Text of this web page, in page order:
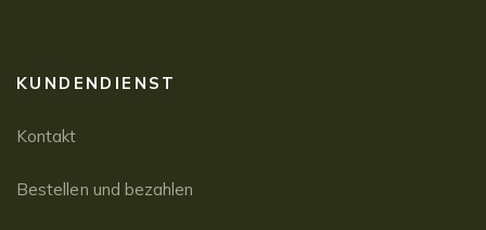
KUNDENDIENST
Kontakt
Bestellen und bezahlen